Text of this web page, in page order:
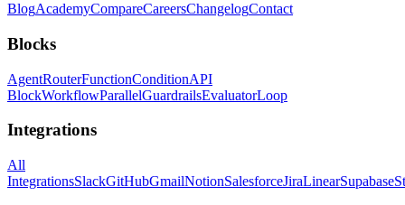
BlogAcademyCompareCareersChangelogContact
Blocks
AgentRouterFunctionConditionAPI
BlockWorkflowParallelGuardrailsEvaluatorLoop
Integrations
All
IntegrationsSlackGitHubGmailNotionSalesforceJiraLinearSupabase